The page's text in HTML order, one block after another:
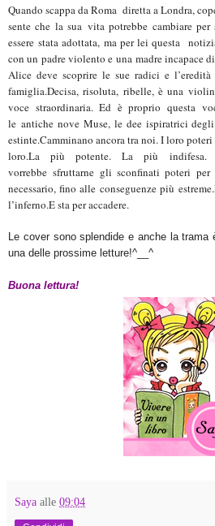
Quando scappa da Roma diretta a Londra,
sente che la sua vita potrebbe cambiare per
essere stata adottata, ma per lei questa
con un padre violento e una madre incapace
Alice deve scoprire le sue radici e
famiglia.Decisa, risoluta, ribelle, è una
voce straordinaria. Ed è proprio questa
le antiche nove Muse, le dee ispiratrici
estinte.Camminano ancora tra noi. I loro
loro.La più potente. La più
vorrebbe sfruttarne gli sconfinati poteri
necessario, fino alle conseguenze più estreme.
l’inferno.E sta per accadere.
Le cover sono splendide e anche la
una delle prossime letture!^__^
Buona lettura!
Saya alle 09:04